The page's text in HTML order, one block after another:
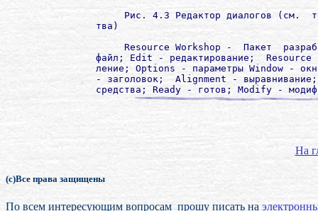
Рис. 4.3 Редактор диалогов (см.
тва)
Resource Workshop -  Пакет
файл; Edit - редактирование;
ление; Options - параметры Window -
- заголовок;  Alignment -
На
(с)Все права защищены
По всем интересующим вопросам прошу писать на